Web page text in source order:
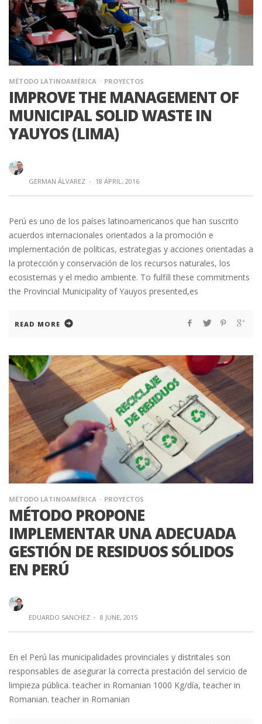
MÉTODO LATINOAMÉRICA PROYECTOS
IMPROVE THE MANAGEMENT OF
MUNICIPAL SOLID WASTE IN
YAUYOS (LIMA)
GERMAN ÁLVAREZ · 18 APRIL, 2016
Perú es uno de los países latinoamericanos que han suscrito
acuerdos internacionales orientados a la promoción e
implementación de políticas, estrategias y acciones orientadas a
la protección y conservación de los recursos naturales, los
ecosistemas y el medio ambiente. To fulfill these commitments
the Provincial Municipality of Yauyos presented,es
READ MORE
MÉTODO LATINOAMÉRICA PROYECTOS
MÉTODO PROPONE
IMPLEMENTAR UNA ADECUADA
GESTIÓN DE RESIDUOS SÓLIDOS
EN PERÚ
EDUARDO SANCHEZ · 8 JUNE, 2015
En el Perú las municipalidades provinciales y distritales son
responsables de asegurar la correcta prestación del servicio de
limpieza pública. teacher in Romanian 1000 Kg/día, teacher in
Romanian. teacher in Romanian